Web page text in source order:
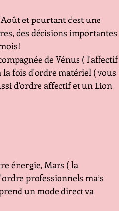
et pourtant c'est une
des décisions importantes
de Vénus ( l'affectif
fois d'ordre matériel ( vous
d'ordre affectif et un Lion
énergie, Mars ( la
professionnels mais
un mode direct va